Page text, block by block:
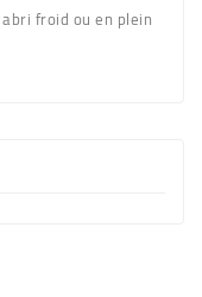
froid ou en plein